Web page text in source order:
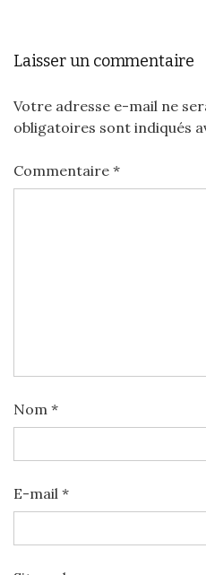
Laisser un commentaire
Votre adresse e-mail ne
obligatoires sont indiqués
Commentaire *
Nom *
E-mail *